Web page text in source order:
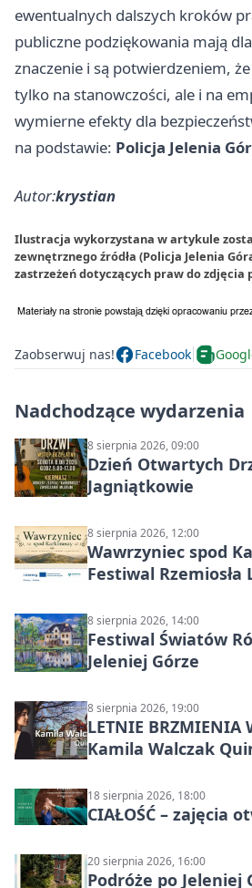
ewentualnych dalszych kroków
publiczne podziękowania mają
znaczenie i są potwierdzeniem,
tylko na stanowczości, ale i na
wymierne efekty dla
na podstawie: Policja Jelenia
Autor:krystian
Ilustracja wykorzystana w artykule
zewnętrznego źródła (Policja Jelenia
zastrzeżeń dotyczących praw do zdjęcia
Zaobserwuj nas! Facebook
Nadchodzące wydarzenia
8 sierpnia 2026, 09:00
Dzień Otwartych
Jagniątkowie
8 sierpnia 2026, 12:00
Wawrzyniec spod
Festiwal Rzemiosła
8 sierpnia 2026, 14:00
Festiwal Światów
Jeleniej Górze
8 sierpnia 2026, 19:00
LETNIE BRZMIENIA
Kamila Walczak
18 sierpnia 2026, 18:00
CIAŁOŚĆ – zajęcia
20 sierpnia 2026, 16:00
Podróże po Jeleniej